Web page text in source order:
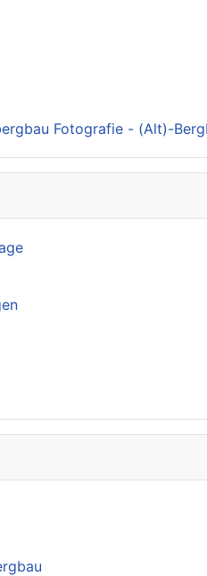
Fotografie - (Alt)-